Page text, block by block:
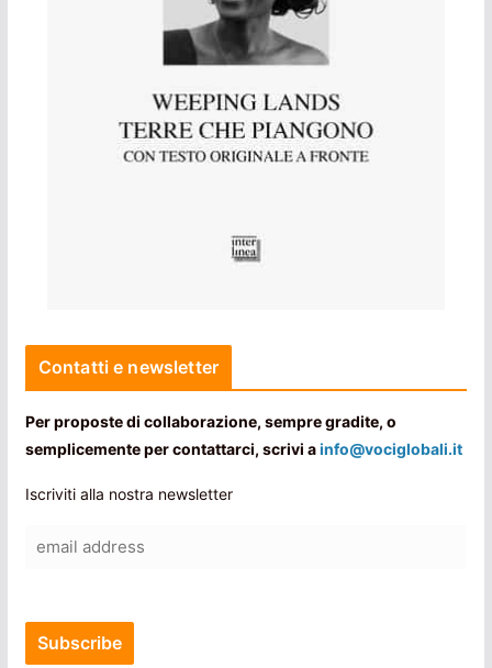
Contatti e newsletter
Per proposte di collaborazione, sempre gradite, o
semplicemente per contattarci, scrivi ainfo@vociglobali.it
Iscriviti alla nostra newsletter